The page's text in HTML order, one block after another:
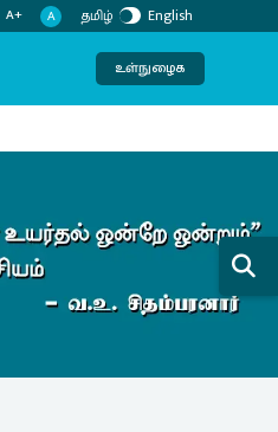
A+ A தமிழ் English
உள்நுழைக
Next